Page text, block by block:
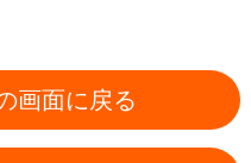
画面に戻る